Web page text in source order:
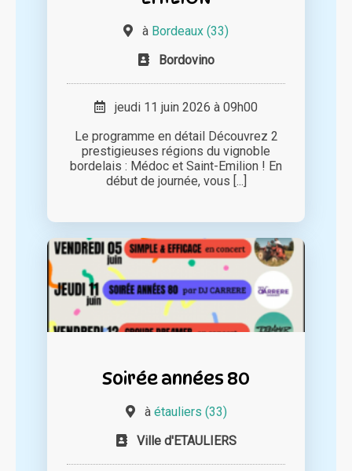
à Bordeaux (33)
Bordovino
jeudi 11 juin 2026 à 09h00
Le programme en détail Découvrez 2
prestigieuses régions du vignoble
bordelais : Médoc et Saint-Emilion ! En
début de journée, vous [...]
Soirée années 80
à étauliers (33)
Ville d'ETAULIERS